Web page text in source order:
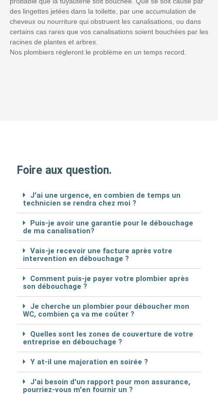
des lingettes jetées dans la toilette, par une accumulation de
cheveux ou nourriture qui obstruent les canalisations, ou dans
certains cas rares que vos canalisations soient bouchées par les
racines de plantes et arbres.
Nos plombiers régleront le problème en un temps record.
Foire aux question.
J'ai une urgence, en combien de temps un
technicien se rendra chez moi ?
Puis-je avoir une garantie pour le débouchage
de ma canalisation?
Vais-je recevoir une facture après votre
intervention en débouchage ?
Comment puis-je payer votre plombier après
son débouchage ?
Je cherche un plombier pour déboucher mon
WC, combien ça va me coûter ?
Quelles sont les zones de couverture de votre
entreprise en débouchage ?
Y at-il une majoration en soirée ?
J'ai besoin d'un rapport pour mon assurance,
pourriez-vous m'en fournir un ?